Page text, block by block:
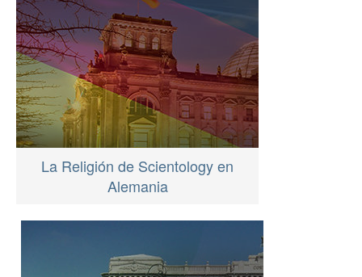
La Religión de Scientology en
Alemania